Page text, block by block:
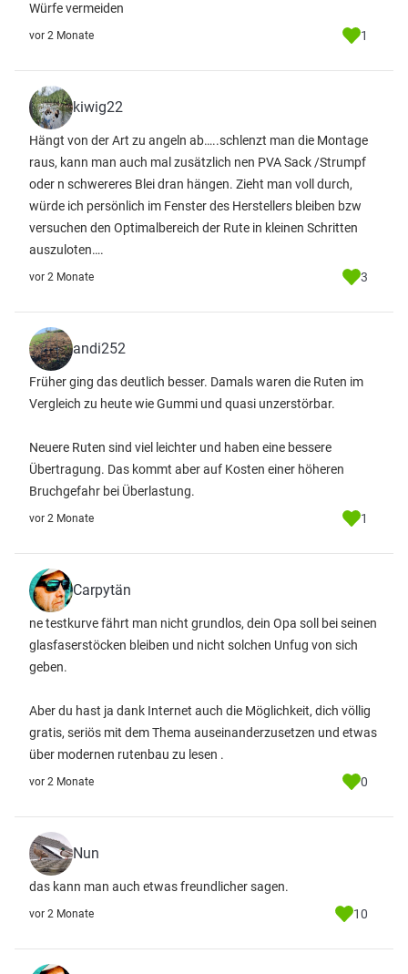
Würfe vermeiden
vor 2 Monate 1
kiwig22
Hängt von der Art zu angeln ab…..schlenzt man die Montage
raus, kann man auch mal zusätzlich nen PVA Sack /Strumpf
oder n schwereres Blei dran hängen. Zieht man voll durch,
würde ich persönlich im Fenster des Herstellers bleiben bzw
versuchen den Optimalbereich der Rute in kleinen Schritten
auszuloten….
vor 2 Monate 3
andi252
Früher ging das deutlich besser. Damals waren die Ruten im
Vergleich zu heute wie Gummi und quasi unzerstörbar.
Neuere Ruten sind viel leichter und haben eine bessere
Übertragung. Das kommt aber auf Kosten einer höheren
Bruchgefahr bei Überlastung.
vor 2 Monate 1
Carpytän
ne testkurve fährt man nicht grundlos, dein Opa soll bei seinen
glasfaserstöcken bleiben und nicht solchen Unfug von sich
geben.
Aber du hast ja dank Internet auch die Möglichkeit, dich völlig
gratis, seriös mit dem Thema auseinanderzusetzen und etwas
über modernen rutenbau zu lesen .
vor 2 Monate 0
Nun
das kann man auch etwas freundlicher sagen.
vor 2 Monate 10